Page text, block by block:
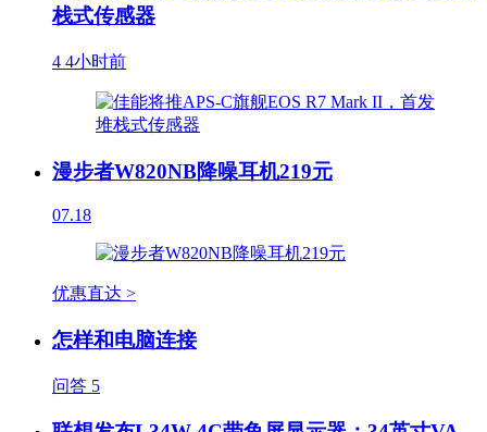
栈式传感器
4 4小时前
漫步者W820NB降噪耳机219元
07.18
优惠直达 >
怎样和电脑连接
问答 5